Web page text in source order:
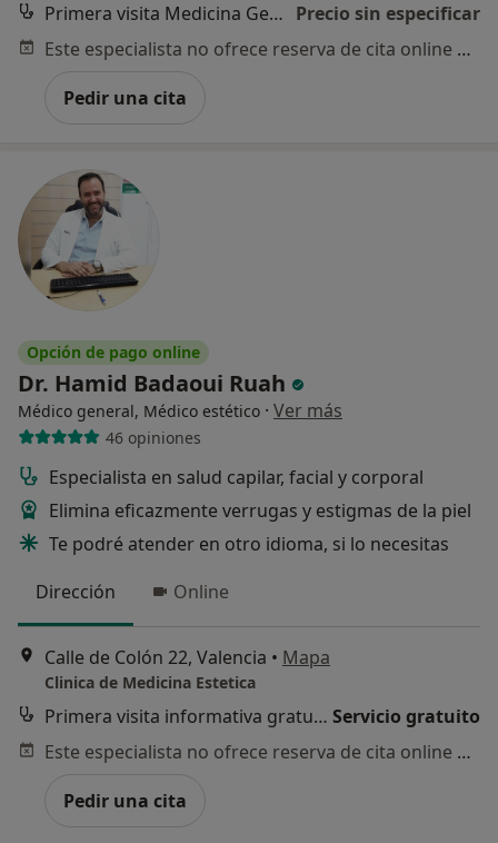
Primera visita Medicina General Precio sin especificar
Este especialista no ofrece reserva de cita online en esta dirección.
Pedir una cita
Opción de pago online
Dr. Hamid Badaoui Ruah
Médico general, Médico estético · Ver más
46 opiniones
Especialista en salud capilar, facial y corporal
Elimina eficazmente verrugas y estigmas de la piel
Te podré atender en otro idioma, si lo necesitas
Dirección
Online
Calle de Colón 22, Valencia • Mapa
Clinica de Medicina Estetica
Primera visita informativa gratuita Servicio gratuito
Este especialista no ofrece reserva de cita online en esta dirección.
Pedir una cita